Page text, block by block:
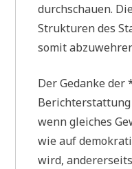
durch­schau­en.
Struk­tu­ren des
somit
Der Gedan­ke der
wenn glei­ches
wie auf
wird,